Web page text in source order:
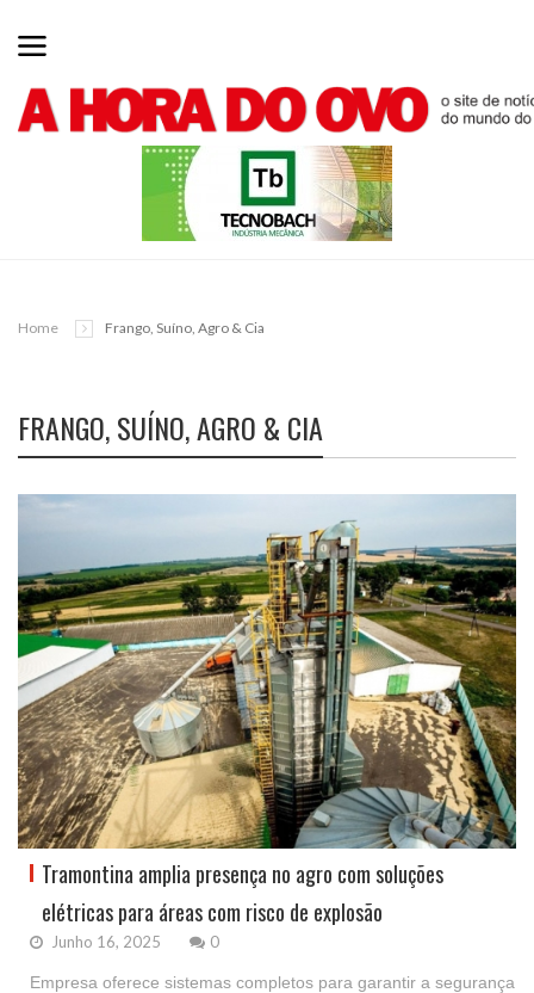
Home Frango, Suíno, Agro & Cia
FRANGO, SUÍNO, AGRO & CIA
Tramontina amplia presença no agro com soluções
elétricas para áreas com risco de explosão
Junho 16, 2025 0
Empresa oferece sistemas completos para garantir a segurança